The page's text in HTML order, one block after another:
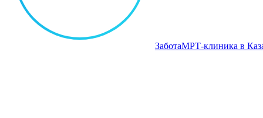
ЗаботаМРТ‑клиника в